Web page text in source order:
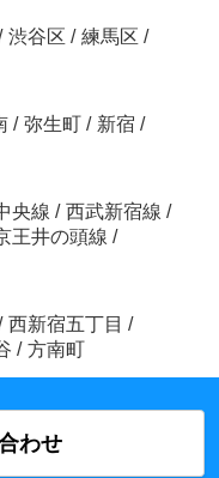
渋谷区 / 練馬区 /
/ 弥生町 / 新宿 /
央線 / 西武新宿線 /
王井の頭線 /
西新宿五丁目 /
/ 方南町
わせ